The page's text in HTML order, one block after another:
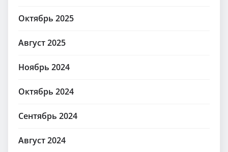
Октябрь 2025
Август 2025
Ноябрь 2024
Октябрь 2024
Сентябрь 2024
Август 2024